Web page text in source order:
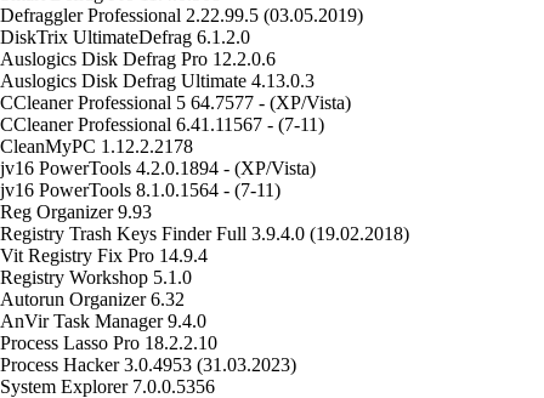
Defraggler Professional 2.22.99.5 (03.05.2019)
DiskTrix UltimateDefrag 6.1.2.0
Auslogics Disk Defrag Pro 12.2.0.6
Auslogics Disk Defrag Ultimate 4.13.0.3
CCleaner Professional 5 64.7577 - (XP/Vista)
CCleaner Professional 6.41.11567 - (7-11)
CleanMyPC 1.12.2.2178
jv16 PowerTools 4.2.0.1894 - (XP/Vista)
jv16 PowerTools 8.1.0.1564 - (7-11)
Reg Organizer 9.93
Registry Trash Keys Finder Full 3.9.4.0 (19.02.2018)
Vit Registry Fix Pro 14.9.4
Registry Workshop 5.1.0
Autorun Organizer 6.32
AnVir Task Manager 9.4.0
Process Lasso Pro 18.2.2.10
Process Hacker 3.0.4953 (31.03.2023)
System Explorer 7.0.0.5356